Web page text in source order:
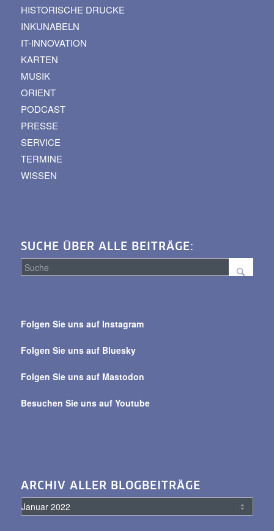
HISTORISCHE DRUCKE
INKUNABELN
IT-INNOVATION
KARTEN
MUSIK
ORIENT
PODCAST
PRESSE
SERVICE
TERMINE
WISSEN
SUCHE ÜBER ALLE BEITRÄGE:
alle
Folgen Sie uns auf Instagram
Folgen Sie uns auf Bluesky
Folgen Sie uns auf Mastodon
Besuchen Sie uns auf Youtube
ARCHIV ALLER BLOGBEITRÄGE